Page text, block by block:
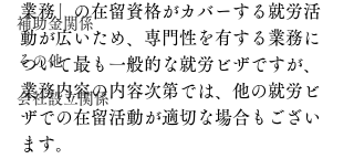
補助金関係
その他
会社設立関係
業務」の在留資格がカバーする就労活
動が広いため、専門性を有する業務に
ついて最も一般的な就労ビザですが、
業務内容の内容次第では、他の就労ビ
ザでの在留活動が適切な場合もござい
ます。